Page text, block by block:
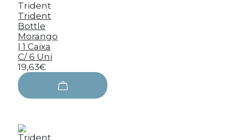
Trident
Trident
Bottle
Morango
| 1 Caixa
C/ 6 Uni
19,63€